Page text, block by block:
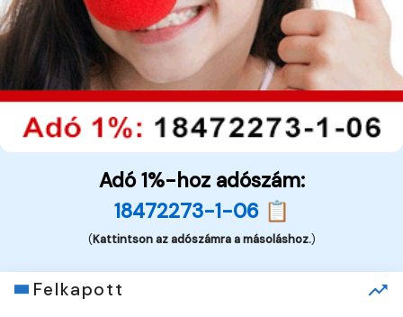
Adó 1%-hoz adószám:
18472273-1-06 📋
(Kattintson az adószámra a másoláshoz.)
Felkapott